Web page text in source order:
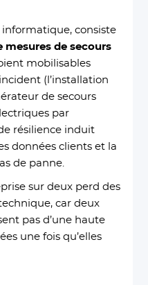
informatique, consiste
mesures de secours
mobilisables
(l’installation
de secours
par
résilience induit
données clients et la
de panne.
sur deux perd des
car deux
pas d’une haute
une fois qu’elles